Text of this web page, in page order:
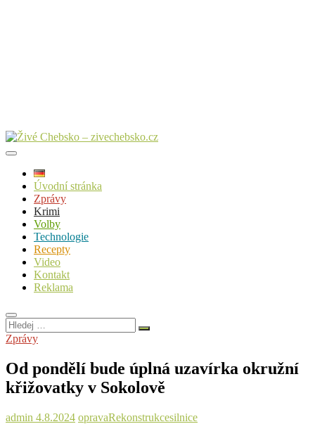
Úvodní stránka
Zprávy
Krimi
Volby
Technologie
Recepty
Video
Kontakt
Reklama
Hledej
…
Zprávy
Od pondělí bude úplná uzavírka okružní
křižovatky v Sokolově
admin 4.8.2024 opravaRekonstrukcesilnice